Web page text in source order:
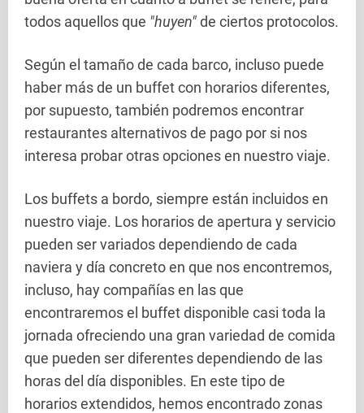
todos aquellos que "huyen"de ciertos protocolos.
Según el tamaño de cada barco, incluso puede
haber más de un buffet con horarios diferentes,
por supuesto, también podremos encontrar
restaurantes alternativos de pago por si nos
interesa probar otras opciones en nuestro viaje.
Los buffets a bordo, siempre están incluidos en
nuestro viaje. Los horarios de apertura y servicio
pueden ser variados dependiendo de cada
naviera y día concreto en que nos encontremos,
incluso, hay compañías en las que
encontraremos el buffet disponible casi toda la
jornada ofreciendo una gran variedad de comida
que pueden ser diferentes dependiendo de las
horas del día disponibles. En este tipo de
horarios extendidos, hemos encontrado zonas